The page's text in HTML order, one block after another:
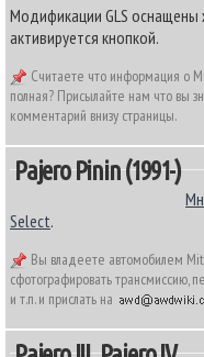
Модификации GLS оснащены
активируется кнопкой.
Считаете что информация о
полная? Присылайте нам что вы
комментарий внизу страницы.
Pajero Pinin (1991-)
Select.
Вы владеете автомобилем
сфотографировать трансмиссию,
и т.п. и прислать на